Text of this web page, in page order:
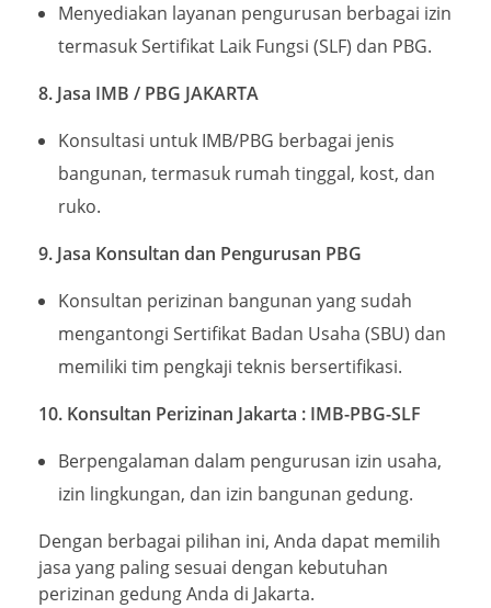
Menyediakan layanan pengurusan berbagai izin
termasuk Sertifikat Laik Fungsi (SLF) dan PBG.
8. Jasa IMB / PBG JAKARTA
Konsultasi untuk IMB/PBG berbagai jenis
bangunan, termasuk rumah tinggal, kost, dan
ruko.
9. Jasa Konsultan dan Pengurusan PBG
Konsultan perizinan bangunan yang sudah
mengantongi Sertifikat Badan Usaha (SBU) dan
memiliki tim pengkaji teknis bersertifikasi.
10. Konsultan Perizinan Jakarta : IMB-PBG-SLF
Berpengalaman dalam pengurusan izin usaha,
izin lingkungan, dan izin bangunan gedung.
Dengan berbagai pilihan ini, Anda dapat memilih
jasa yang paling sesuai dengan kebutuhan
perizinan gedung Anda di Jakarta.